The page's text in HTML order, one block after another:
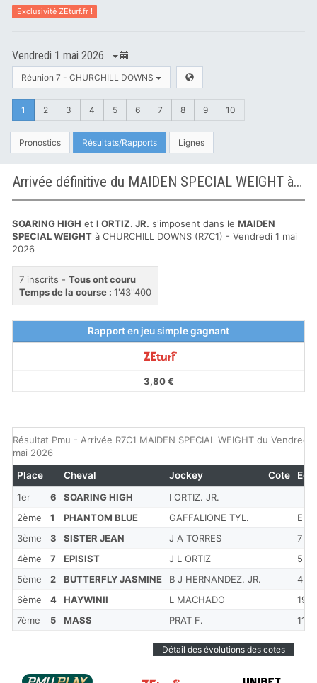
Exclusivité ZEturf.fr !
Vendredi 1 mai 2026
Réunion 7 - CHURCHILL DOWNS
1 2 3 4 5 6 7 8 9 10
Pronostics Résultats/Rapports Lignes
Arrivée définitive du MAIDEN SPECIAL WEIGHT à CHURCHILL DOWNS
SOARING HIGH et I ORTIZ. JR. s'imposent dans le MAIDEN
SPECIAL WEIGHT à CHURCHILL DOWNS (R7C1) - Vendredi 1 mai
2026
7 inscrits - Tous ont couru
Temps de la course : 1'43''400
Rapport en jeu simple gagnant
3,80 €
Résultat Pmu - Arrivée R7C1 MAIDEN SPECIAL WEIGHT du Vendredi 1
mai 2026
1er 6 SOARING HIGH
I ORTIZ. JR.
2ème
1 PHANTOM BLUE GAFFALIONE TYL.
ENC
3ème
3 SISTER JEAN J A TORRES
7 1/
4ème
7 EPISIST J L ORTIZ
5 1/
5ème
2 BUTTERFLY JASMINE B J HERNANDEZ. JR.
4
6ème
4 HAYWINII L MACHADO
19
7ème
5 MASS PRAT F. 11
Place Cheval Jockey Cote
Détail des évolutions des cotes